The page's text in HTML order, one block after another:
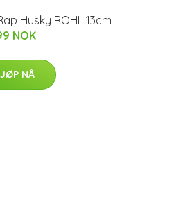
Husky ROHL 13cm
NOK
NÅ